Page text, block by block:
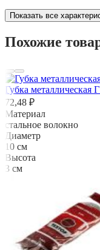
Показать все
Похожие
Губка
72,48 ₽
Материал
стальное волокно
Диаметр
10 см
Высота
3 см